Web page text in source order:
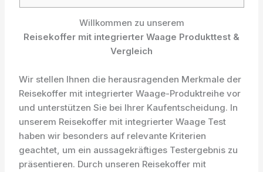
Willkommen zu unserem
Reisekoffer mit integrierter Waage Produkttest &
Vergleich
Wir stellen Ihnen die herausragenden Merkmale der
Reisekoffer mit integrierter Waage-Produktreihe vor
und unterstützen Sie bei Ihrer Kaufentscheidung. In
unserem Reisekoffer mit integrierter Waage Test
haben wir besonders auf relevante Kriterien
geachtet, um ein aussagekräftiges Testergebnis zu
präsentieren. Durch unseren Reisekoffer mit